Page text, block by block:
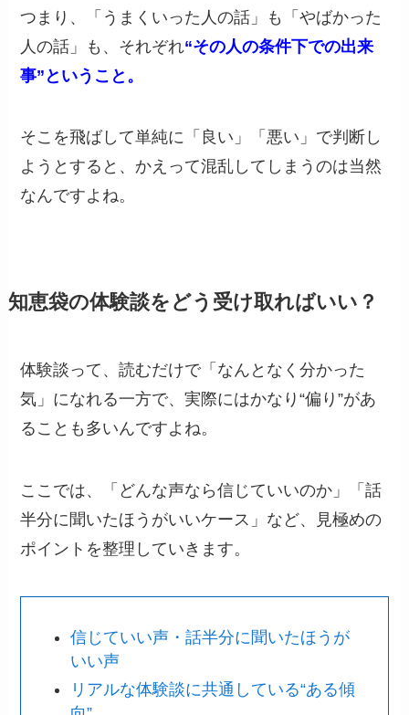
つまり、「うまくいった人の話」も「やばかった
人の話」も、それぞれ“その人の条件下での出来
事”ということ。
そこを飛ばして単純に「良い」「悪い」で判断し
ようとすると、かえって混乱してしまうのは当然
なんですよね。
知恵袋の体験談をどう受け取ればいい？
体験談って、読むだけで「なんとなく分かった
気」になれる一方で、実際にはかなり“偏り”があ
ることも多いんですよね。
ここでは、「どんな声なら信じていいのか」「話
半分に聞いたほうがいいケース」など、見極めの
ポイントを整理していきます。
信じていい声・話半分に聞いたほうが
いい声
リアルな体験談に共通している“ある傾